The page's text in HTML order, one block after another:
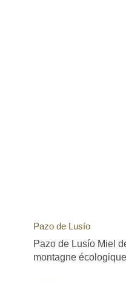
Pazo de Lusío
Pazo de Lusío Miel
montagne